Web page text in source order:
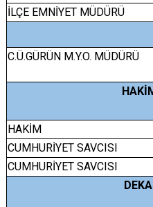
İLÇE EMNİYET MÜDÜRÜ
C.Ü.GÜRÜN M.Y.O. MÜDÜRÜ
HAKİM
CUMHURİYET SAVCISI
CUMHURİYET SAVCISI